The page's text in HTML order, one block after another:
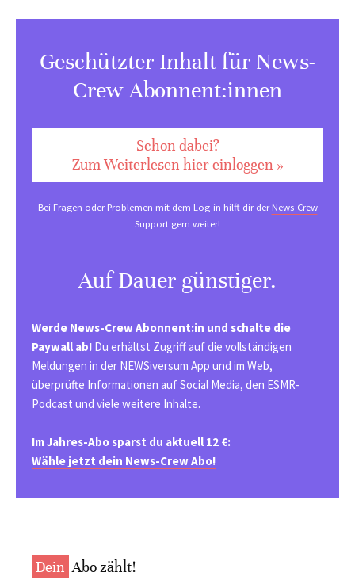
Geschützter Inhalt für News-
Crew Abonnent:innen
Schon dabei?
Zum Weiterlesen hier einloggen »
Bei Fragen oder Problemen mit dem Log-in hilft dir derNews-Crew
Support gern weiter!
Auf Dauer günstiger.
Werde News-Crew Abonnent:in und schalte die
Paywall ab! Du erhältst Zugriff auf die vollständigen
Meldungen in der NEWSiversum App und im Web,
überprüfte Informationen auf Social Media, den ESMR-
Podcast und viele weitere Inhalte.
Im Jahres-Abo sparst du aktuell 12 €:
Wähle jetzt dein News-Crew Abo!
Dein Abo zählt!